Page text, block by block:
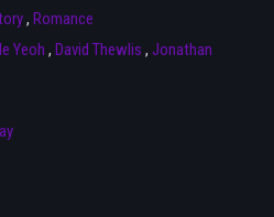
, Romance
Yeoh , David Thewlis , Jonathan